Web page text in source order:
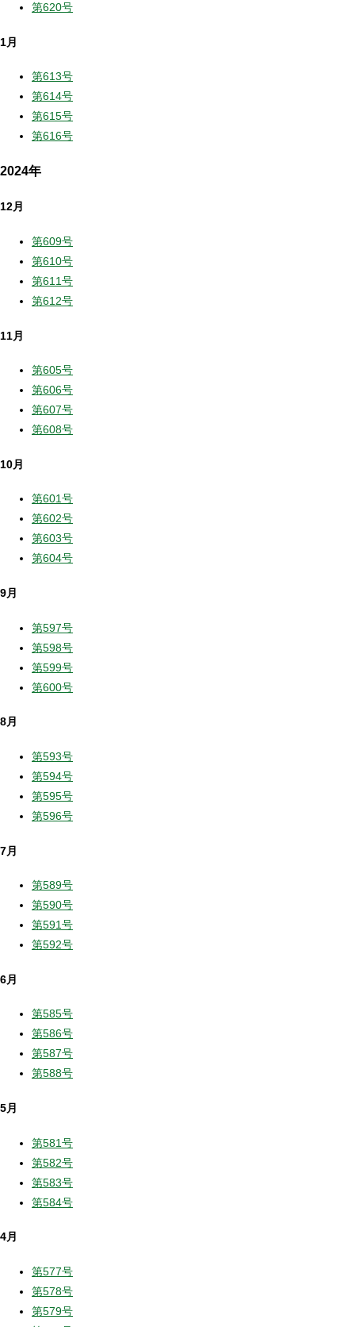
第620号
1月
第613号
第614号
第615号
第616号
2024年
12月
第609号
第610号
第611号
第612号
11月
第605号
第606号
第607号
第608号
10月
第601号
第602号
第603号
第604号
9月
第597号
第598号
第599号
第600号
8月
第593号
第594号
第595号
第596号
7月
第589号
第590号
第591号
第592号
6月
第585号
第586号
第587号
第588号
5月
第581号
第582号
第583号
第584号
4月
第577号
第578号
第579号